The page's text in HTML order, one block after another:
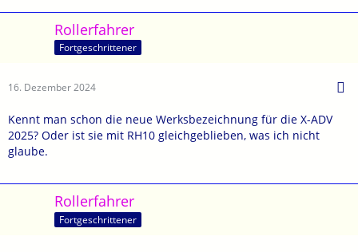
Rollerfahrer
Fortgeschrittener
16. Dezember 2024
Kennt man schon die neue Werksbezeichnung für die X-ADV
2025? Oder ist sie mit RH10 gleichgeblieben, was ich nicht
glaube.
Rollerfahrer
Fortgeschrittener